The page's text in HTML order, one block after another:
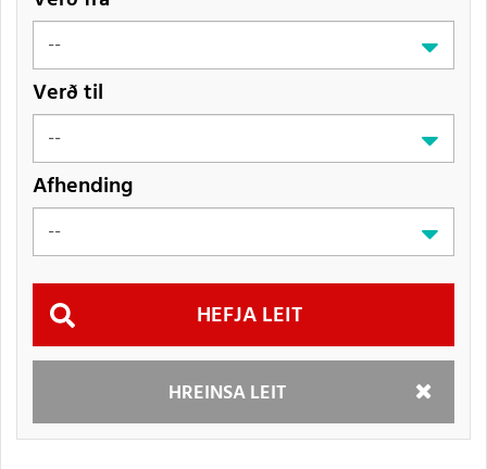
Verð til
Afhending
HREINSA LEIT
Hefja